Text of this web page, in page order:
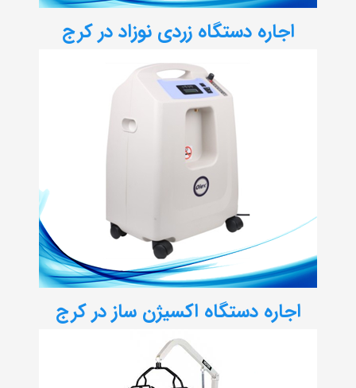
اجاره دستگاه زردی نوزاد در کرج
اجاره دستگاه اکسیژن ساز در کرج